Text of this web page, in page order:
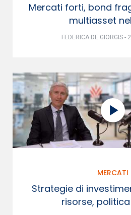
Mercati forti, bond
multiasset
FEDERICA DE GIORGIS -
MERCATI
Strategie di
risorse,